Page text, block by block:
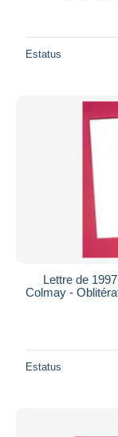
Estatus
Lettre de
Colmay -
Estatus